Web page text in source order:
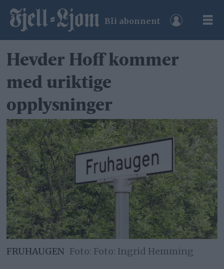
Bli abonnent
Hevder Hoff kommer
med uriktige
opplysninger
FRUHAUGEN Foto: Ingrid Hemming